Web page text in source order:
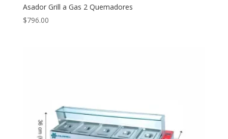
Asador Grill a Gas 2 Quemadores
$796.00